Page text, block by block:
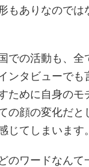
もありなのでは
での活動も、全
ンタビューでも
ために自身のモ
の顔の変化だ
じてしまいます。
のワードなんて